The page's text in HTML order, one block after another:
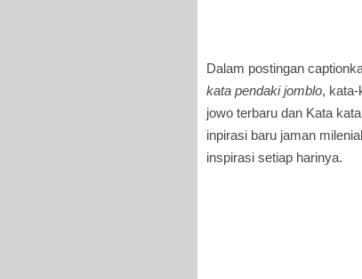
Dalam postingan
kata pendaki jomblo,
jowo terbaru dan Kata
inpirasi baru jaman
inspirasi setiap harinya.